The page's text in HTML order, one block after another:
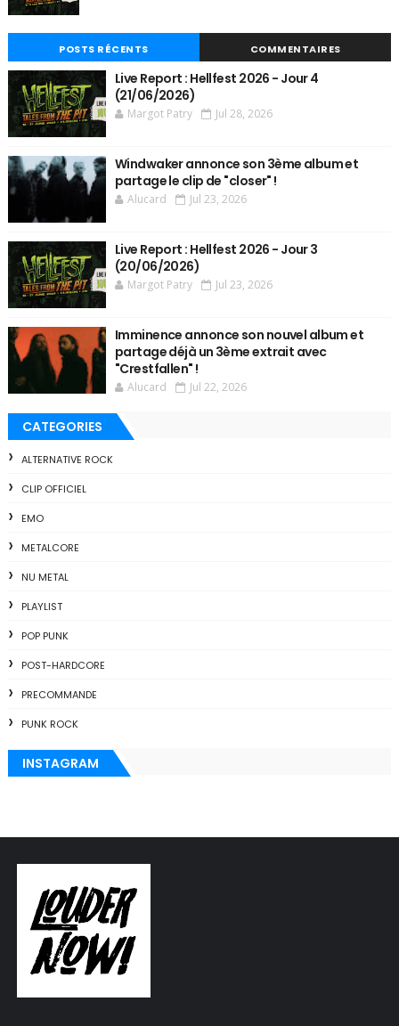
POSTS RÉCENTS COMMENTAIRES
Live Report : Hellfest 2026 - Jour 4
(21/06/2026)
Margot Patry Jul 28, 2026
Windwaker annonce son 3ème album et
partage le clip de "closer" !
Alucard Jul 23, 2026
Live Report : Hellfest 2026 - Jour 3
(20/06/2026)
Margot Patry Jul 23, 2026
Imminence annonce son nouvel album et
partage déjà un 3ème extrait avec
"Crestfallen" !
Alucard Jul 22, 2026
CATEGORIES
ALTERNATIVE ROCK
CLIP OFFICIEL
EMO
METALCORE
NU METAL
PLAYLIST
POP PUNK
POST-HARDCORE
PRECOMMANDE
PUNK ROCK
INSTAGRAM